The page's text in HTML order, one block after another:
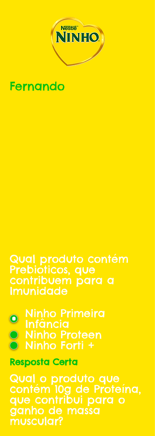
Fernando
Qual produto contém
Prebioticos, que
contribuem para a
Imunidade
Ninho Primeira
Infância
Ninho Proteen
Ninho Forti +
Resposta Certa
Qual o produto que
contém 10g de Proteína,
que contribui para o
ganho de massa
muscular?